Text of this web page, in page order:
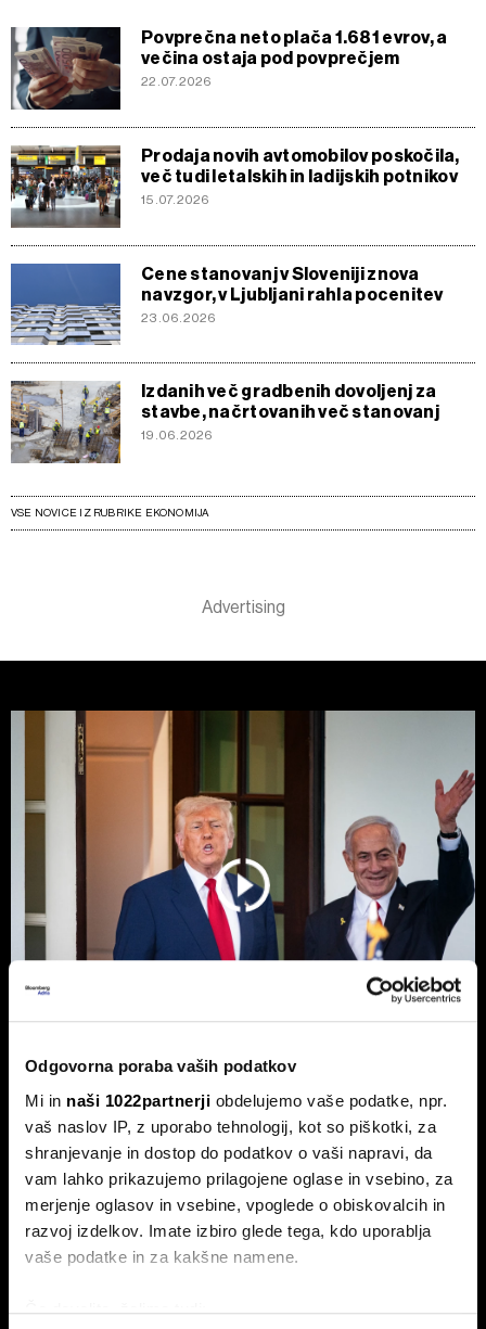
Odgovorna poraba vaših podatkov
Mi in naši 1022partnerji obdelujemo vaše podatke, npr.
vaš naslov IP, z uporabo tehnologij, kot so piškotki, za
shranjevanje in dostop do podatkov o vaši napravi, da
vam lahko prikazujemo prilagojene oglase in vsebino, za
merjenje oglasov in vsebine, vpoglede o obiskovalcih in
razvoj izdelkov. Imate izbiro glede tega, kdo uporablja
vaše podatke in za kakšne namene.
Če dovolite, želimo tudi:
Povprečna neto plača 1.681 evrov, a
večina ostaja pod povprečjem
22.07.2026
Prodaja novih avtomobilov poskočila,
več tudi letalskih in ladijskih potnikov
15.07.2026
Cene stanovanj v Sloveniji znova
navzgor, v Ljubljani rahla pocenitev
23.06.2026
Izdanih več gradbenih dovoljenj za
stavbe, načrtovanih več stanovanj
19.06.2026
VSE NOVICE IZ RUBRIKE EKONOMIJA
Top 5 novic za začetek dneva:
Odpiranje Hormuške ožine, a ne za
ZDA in Izrael?
To so prve novice dneva.